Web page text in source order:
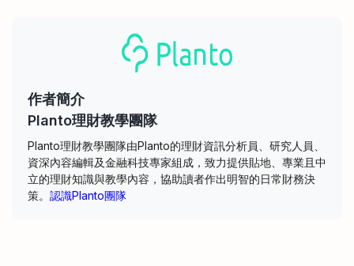
作者簡介
Planto理財教學團隊
Planto理財教學團隊由Planto的理財資訊分析員、研究人員、
資深內容編輯及金融科技專家組成，致力提供貼地、專業且中
立的理財知識與教學內容，協助讀者作出明智的日常財務決
策。 認識Planto團隊